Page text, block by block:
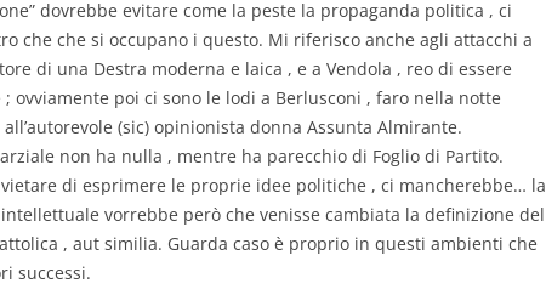
dovrebbe evitare come la peste la propaganda politica , ci
che che si occupano i questo. Mi riferisco anche agli attacchi a
di una Destra moderna e laica , e a Vendola , reo di essere
ovviamente poi ci sono le lodi a Berlusconi , faro nella notte
(sic) opinionista donna Assunta Almirante.
non ha nulla , mentre ha parecchio di Foglio di Partito.
di esprimere le proprie idee politiche , ci mancherebbe… la
vorrebbe però che venisse cambiata la definizione del
, aut similia. Guarda caso è proprio in questi ambienti che
successi.